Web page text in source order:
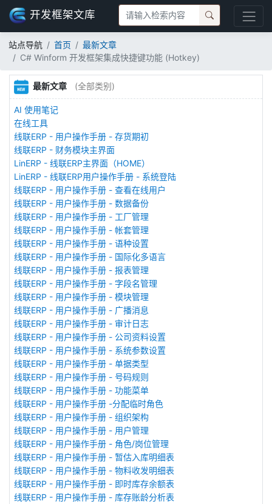
开发框架文库
站点导航 首页
最新文章
C# Winform 开发框架集成快捷键功能 (Hotkey)
最新文章 (全部类别)
AI 使用笔记
在线工具
线联ERP - 用户操作手册 - 存货期初
线联ERP - 财务模块主界面
LinERP - 线联ERP主界面（HOME）
LinERP - 线联ERP用户操作手册 - 系统登陆
线联ERP - 用户操作手册 - 查看在线用户
线联ERP - 用户操作手册 - 数据备份
线联ERP - 用户操作手册 - 工厂管理
线联ERP - 用户操作手册 - 帐套管理
线联ERP - 用户操作手册 - 语种设置
线联ERP - 用户操作手册 - 国际化多语言
线联ERP - 用户操作手册 - 报表管理
线联ERP - 用户操作手册 - 字段名管理
线联ERP - 用户操作手册 - 模块管理
线联ERP - 用户操作手册 - 广播消息
线联ERP - 用户操作手册 - 审计日志
线联ERP - 用户操作手册 - 公司资料设置
线联ERP - 用户操作手册 - 系统参数设置
线联ERP - 用户操作手册 - 单据类型
线联ERP - 用户操作手册 - 号码规则
线联ERP - 用户操作手册 - 功能菜单
线联ERP - 用户操作手册 -分配临时角色
线联ERP - 用户操作手册 - 组织架构
线联ERP - 用户操作手册 - 用户管理
线联ERP - 用户操作手册 - 角色/岗位管理
线联ERP - 用户操作手册 - 暂估入库明细表
线联ERP - 用户操作手册 - 物料收发明细表
线联ERP - 用户操作手册 - 即时库存余额表
线联ERP - 用户操作手册 - 库存账龄分析表